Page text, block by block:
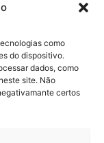
como
do dispositivo.
dados, como
site. Não
certos
sucesso